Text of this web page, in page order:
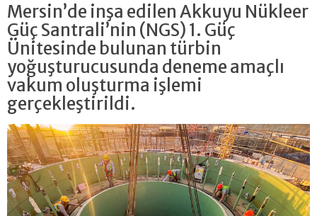
Mersin’de inşa edilen Akkuyu Nükleer
Güç Santrali’nin (NGS) 1. Güç
Ünitesinde bulunan türbin
yoğuşturucusunda deneme amaçlı
vakum oluşturma işlemi
gerçekleştirildi.